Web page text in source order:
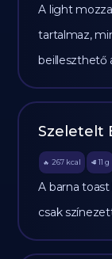
A light
tartalmaz,
beilleszthető
Szeletelt
🔥 267 kcal 🥩 11 g
A barna
csak